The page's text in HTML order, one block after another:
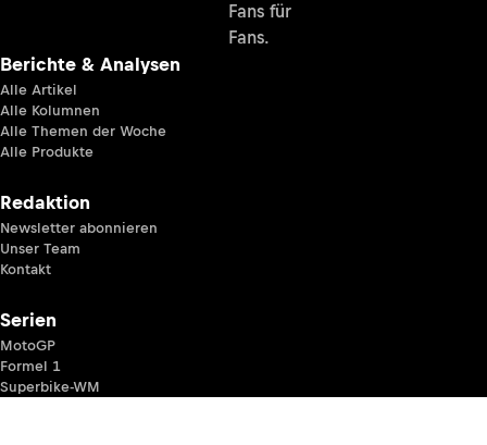
Fans für
Fans.
Berichte & Analysen
Alle Artikel
Alle Kolumnen
Alle Themen der Woche
Alle Produkte
Redaktion
Newsletter abonnieren
Unser Team
Kontakt
Serien
MotoGP
Formel 1
Superbike-WM